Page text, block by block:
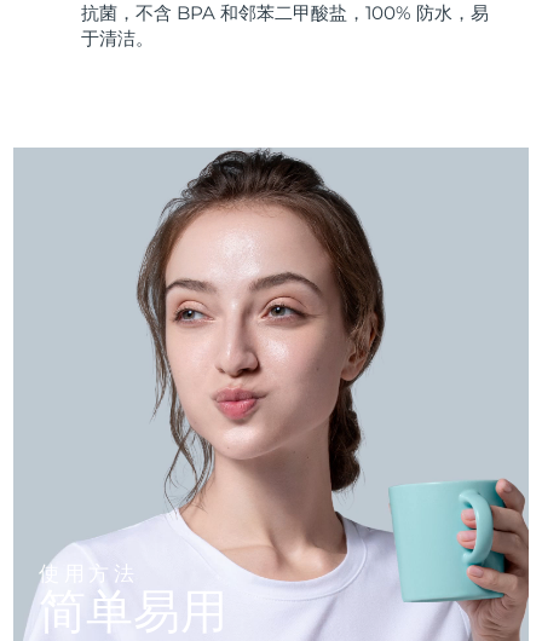
抗菌，不含 BPA 和邻苯二甲酸盐，100% 防水，易
于清洁。
使用方法
简单易用